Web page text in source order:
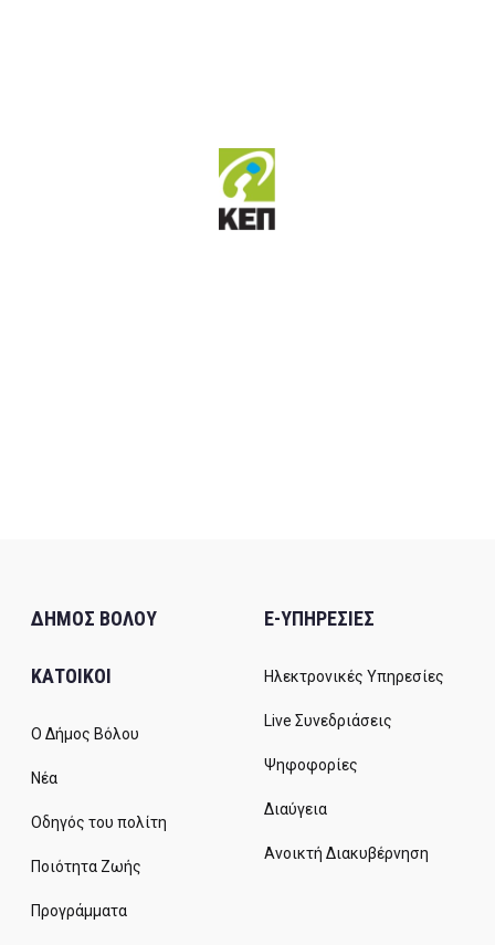
ΔΗΜΟΣ ΒΟΛΟΥ
ΚΑΤΟΙΚΟΙ
Ο Δήμος Βόλου
Νέα
Οδηγός του πολίτη
Ποιότητα Ζωής
Προγράμματα
E-ΥΠΗΡΕΣΙΕΣ
Ηλεκτρονικές Υπηρεσίες
Live Συνεδριάσεις
Ψηφοφορίες
Διαύγεια
Ανοικτή Διακυβέρνηση